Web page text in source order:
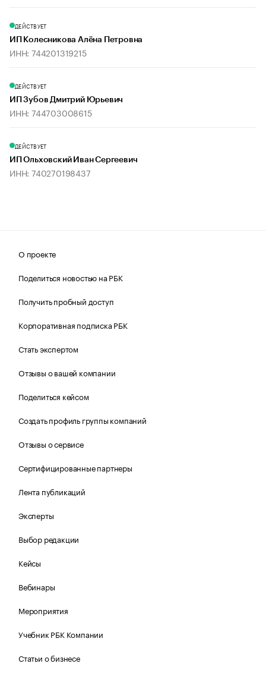
ДЕЙСТВУЕТ
ИП Колесникова Алёна Петровна
ИНН: 744201319215
ДЕЙСТВУЕТ
ИП Зубов Дмитрий Юрьевич
ИНН: 744703008615
ДЕЙСТВУЕТ
ИП Ольховский Иван Сергеевич
ИНН: 740270198437
О проекте
Поделиться новостью на РБК
Получить пробный доступ
Корпоративная подписка РБК
Стать экспертом
Отзывы о вашей компании
Поделиться кейсом
Создать профиль группы компаний
Отзывы о сервисе
Сертифицированные партнеры
Лента публикаций
Эксперты
Выбор редакции
Кейсы
Вебинары
Мероприятия
Учебник РБК Компании
Статьи о бизнесе